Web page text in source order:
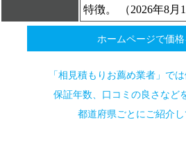
特徴。 （2026年8月
ホームページで価
「相見積もりお薦め業者」で
保証年数、口コミの良さなど
都道府県ごとにご紹介し